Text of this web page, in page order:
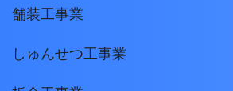
舗装工事業
しゅんせつ工事業